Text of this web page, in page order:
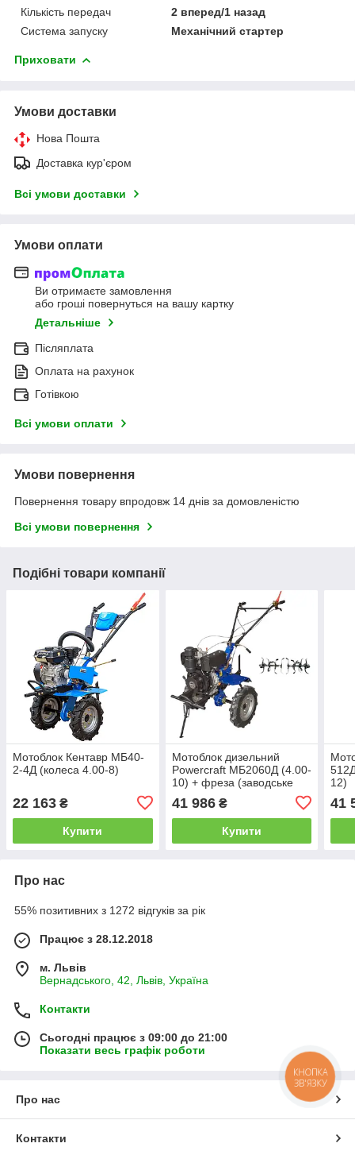
Кількість передач
2 вперед/1 назад
Система запуску
Механічний стартер
Приховати
Умови доставки
Нова Пошта
Доставка кур'єром
Всі умови доставки
Умови оплати
Ви отримаєте замовлення
або гроші повернуться на вашу картку
Детальніше
Післяплата
Оплата на рахунок
Готівкою
Всі умови оплати
Умови повернення
Повернення товару впродовж 14 днів за домовленістю
Всі умови повернення
Подібні товари компанії
Мотоблок Кентавр МБ40-
2-4Д (колеса 4.00-8)
22 163 ₴
Купити
Мотоблок дизельний
Powercraft МБ2060Д (4.00-
10) + фреза (заводське
41 986₴
Купити
12)
41
Про нас
55% позитивних з 1272 відгуків за рік
Працює з 28.12.2018
м. Львів
Вернадського, 42, Львів, Україна
Контакти
Сьогодні працює з 09:00 до 21:00
Показати весь графік роботи
Про нас
Контакти
КНОПКА
ЗВ'ЯЗКУ